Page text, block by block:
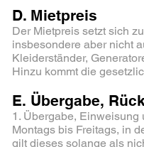
D. Mietpreis
Der Mietpreis setzt sich
insbesondere aber nicht
Kleiderständer,
Hinzu kommt die
E. Übergabe,
1. Übergabe, Einweisung
Montags bis Freitags, in
gilt dieses solange als